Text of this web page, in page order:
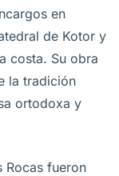
en
de Kotor y
costa. Su obra
la tradición
ortodoxa y
Rocas fueron